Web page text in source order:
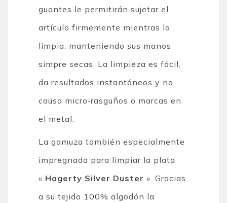
guantes le permitirán sujetar el
artículo firmemente mientras lo
limpia, manteniendo sus manos
simpre secas. La limpieza es fácil,
da resultados instantáneos y no
causa micro‐rasguños o marcas en
el metal.
La gamuza también especialmente
impregnada para limpiar la plata
« Hagerty Silver Duster». Gracias
a su tejido 100% algodón la